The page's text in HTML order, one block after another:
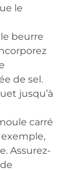
le
beurre
de sel.
jusqu’à
carré
Assurez-